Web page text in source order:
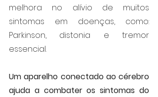
melhora no alívio de muitos
sintomas em doenças, como:
Parkinson, distonia e tremor
essencial.
Um aparelho conectado ao cérebro
ajuda a combater os sintomas do